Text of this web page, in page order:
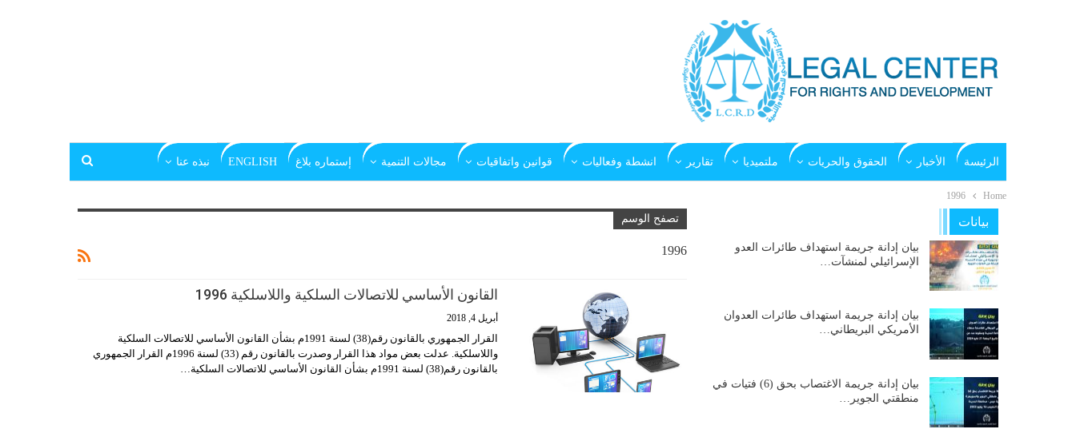
الرئيسة الأخبار الحقوق والحريات ملتميديا تقارير انشطة وفعاليات قوانين واتفاقيات مجالات التنمية إستماره بلاغ ENGLISH نبذه عنا
Home
1996
تصفح الوسم
1996
القانون الأساسي للاتصالات السلكية واللاسلكية 1996
أبريل 4, 2018
القرار الجمهوري بالقانون رقم(38) لسنة 1991م بشأن القانون الأساسي للاتصالات السلكية
واللاسلكية. عدلت بعض مواد هذا القرار وصدرت بالقانون رقم (33) لسنة 1996م القرار الجمهوري
بالقانون رقم(38) لسنة 1991م بشأن القانون الأساسي للاتصالات السلكية…
بيانات
بيان إدانة جريمة استهداف طائرات العدو
الإسرائيلي لمنشآت…
بيان إدانة جريمة استهداف طائرات العدوان
الأمريكي البريطاني…
بيان إدانة جريمة الاغتصاب بحق (6) فتيات في
منطقتي الجوير…